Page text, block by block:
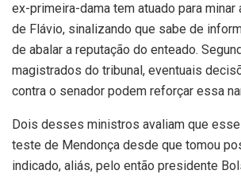
ex-primeira-dama tem atuado para minar
de Flávio, sinalizando que sabe de
de abalar a reputação do enteado.
magistrados do tribunal, eventuais
contra o senador podem reforçar essa
Dois desses ministros avaliam que
teste de Mendonça desde que tomou
indicado, aliás, pelo então presidente